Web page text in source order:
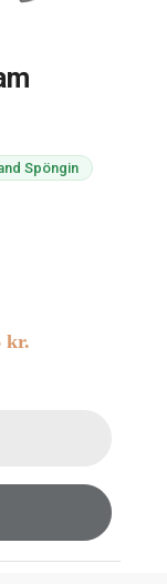
Spöngin
kr.